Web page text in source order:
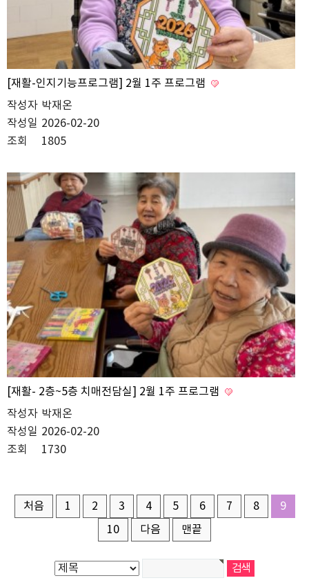
[재활-인지기능프로그램] 2월 1주 프로그램
작성자 박재온
작성일 2026-02-20
조회
1805
[재활- 2층~5층 치매전담실] 2월 1주 프로그램
작성자 박재온
작성일 2026-02-20
조회
1730
처음 1 2 3 4 5 6 7 8
9
10
다음 맨끝